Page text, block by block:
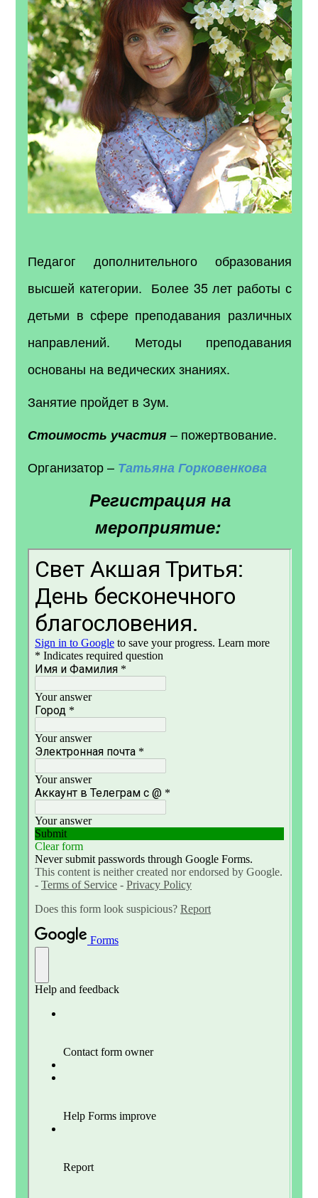
Педагог дополнительного образования
высшей категории. Более 35 лет работы с
детьми в сфере преподавания различных
направлений. Методы преподавания
основаны на ведических знаниях.
Занятие пройдет в Зум.
Стоимость участия– пожертвование.
Организатор – Татьяна Горковенкова
Регистрация на
мероприятие: